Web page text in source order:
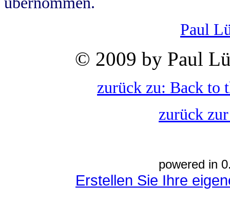
Paul
© 2009 by Paul
zurück zu: Back to
zurück
powered in
Erstellen Sie Ihre